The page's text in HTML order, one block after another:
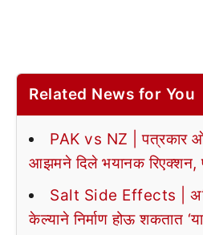
Related News for You
PAK vs NZ | पत्रकार
आझमने दिले भयानक रिएक्शन,
Salt Side Effects |
केल्याने निर्माण होऊ शकतात